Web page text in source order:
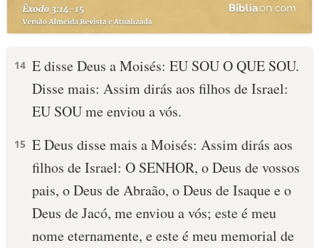
14 E disse Deus a Moisés: EU SOU O QUE SOU.
Disse mais: Assim dirás aos filhos de Israel:
EU SOU me enviou a vós.
15 E Deus disse mais a Moisés: Assim dirás aos
filhos de Israel: O SENHOR, o Deus de vossos
pais, o Deus de Abraão, o Deus de Isaque e o
Deus de Jacó, me enviou a vós; este é meu
nome eternamente, e este é meu memorial de